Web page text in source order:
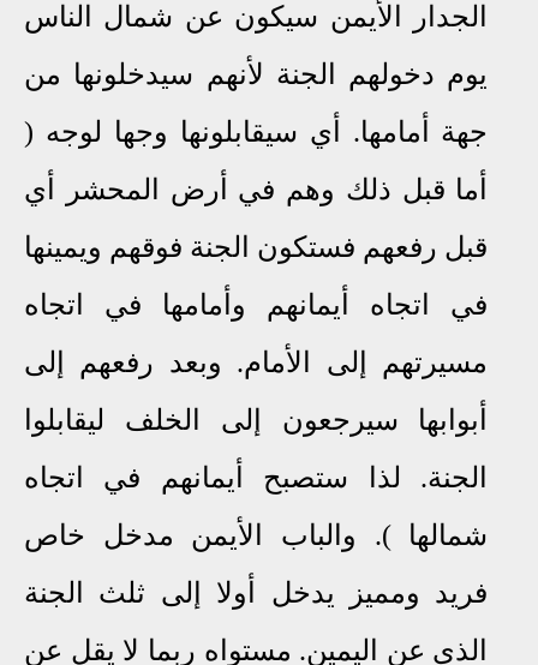
الجدار الأيمن سيكون عن شمال الناس
يوم دخولهم الجنة لأنهم سيدخلونها من
جهة أمامها. أي سيقابلونها وجها لوجه (
أما قبل ذلك وهم في أرض المحشر أي
قبل رفعهم فستكون الجنة فوقهم ويمينها
في اتجاه أيمانهم وأمامها في اتجاه
مسيرتهم إلى الأمام. وبعد رفعهم إلى
أبوابها سيرجعون إلى الخلف ليقابلوا
الجنة. لذا ستصبح أيمانهم في اتجاه
شمالها ). والباب الأيمن مدخل خاص
فريد ومميز يدخل أولا إلى ثلث الجنة
الذي عن اليمين. مستواه ربما لا يقل عن